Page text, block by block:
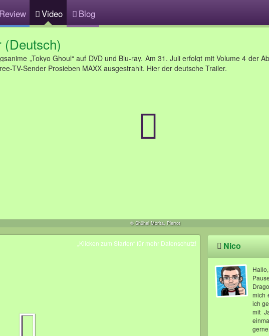
Review Video Blog
(Deutsch)
„Tokyo Ghoul“ auf DVD und Blu-ray. Am 31. Juli erfolgt mit Volume 4 der
TV-Sender Prosieben MAXX ausgestrahlt. Hier der deutsche Trailer.
© Shūhei Morita, Pierrot
„Klicken zum Starten“ für mehr Datenschutz! Nico
mich
ich
mit